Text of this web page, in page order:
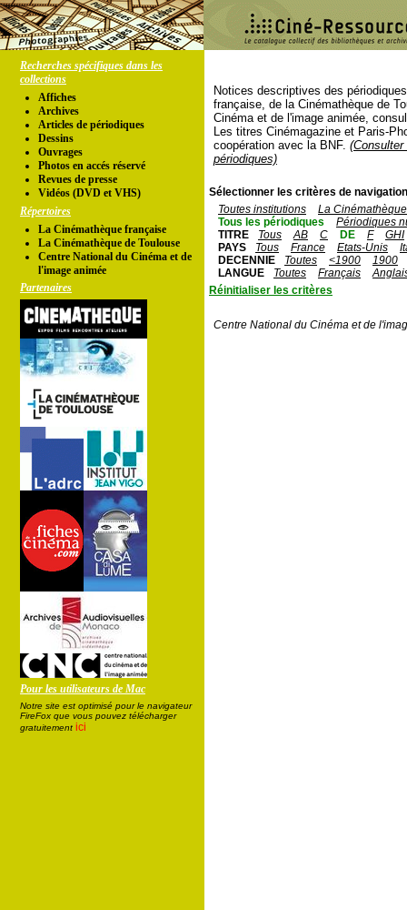
Recherches spécifiques dans les
collections
Affiches
Archives
Articles de périodiques
Dessins
Ouvrages
Photos en accés réservé
Revues de presse
Vidéos (DVD et VHS)
Répertoires
La Cinémathèque française
La Cinémathèque de Toulouse
Centre National du Cinéma et de
l'image animée
Partenaires
Pour les utilisateurs de Mac
Notre site est optimisé pour le navigateur
FireFox que vous pouvez télécharger
gratuitement ici
Notices descriptives des
française, de la Cinémathèque de
Cinéma et de l'image animée,
Les titres Cinémagazine et Paris-
coopération avec la BNF.
périodiques)
Sélectionner les critères de
Toutes institutions
La
Tous les périodiques
Périodiques
TITRE
Tous AB C DE F
GHI
PAYS
Tous France Etats-Unis
DECENNIE
Toutes <1900
1900
LANGUE
Toutes Français
Réinitialiser les critères
Centre National du Cinéma et de